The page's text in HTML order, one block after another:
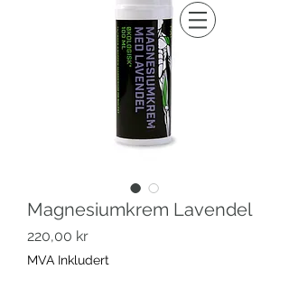
Magnesiumkrem Lavendel
220,00 krPris
MVA Inkludert